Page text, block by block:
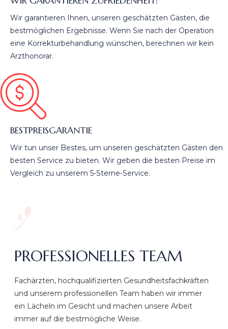
Wir garantieren Ihnen, unseren geschätzten Gästen, die
bestmöglichen Ergebnisse. Wenn Sie nach der Operation
eine Korrekturbehandlung wünschen, berechnen wir kein
Arzthonorar.
BESTPREISGARANTIE
Wir tun unser Bestes, um unseren geschätzten Gästen den
besten Service zu bieten. Wir geben die besten Preise im
Vergleich zu unserem 5-Sterne-Service.
PROFESSIONELLES TEAM
Fachärzten, hochqualifizierten Gesundheitsfachkräften
und unserem professionellen Team haben wir immer
ein Lächeln im Gesicht und machen unsere Arbeit
immer auf die bestmögliche Weise.